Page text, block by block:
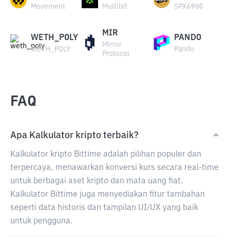
Movement Multibit SPX6900
WETH_POLY
WETH_POLY
MIR
Mirror
Protocol
PANDO
Pando
FAQ
Apa Kalkulator kripto terbaik?
Kalkulator kripto Bittime adalah pilihan populer dan
terpercaya, menawarkan konversi kurs secara real-time
untuk berbagai aset kripto dan mata uang fiat.
Kalkulator Bittime juga menyediakan fitur tambahan
seperti data historis dan tampilan UI/UX yang baik
untuk pengguna.